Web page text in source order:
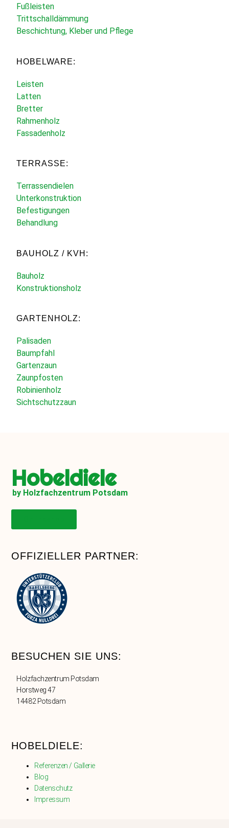
Fußleisten
Trittschalldämmung
Beschichtung, Kleber und Pflege
HOBELWARE:
Leisten
Latten
Bretter
Rahmenholz
Fassadenholz
TERRASSE:
Terrassendielen
Unterkonstruktion
Befestigungen
Behandlung
BAUHOLZ / KVH:
Bauholz
Konstruktionsholz
GARTENHOLZ:
Palisaden
Baumpfahl
Gartenzaun
Zaunpfosten
Robinienholz
Sichtschutzzaun
Hobeldiele
by Holzfachzentrum Potsdam
OFFIZIELLER PARTNER:
BESUCHEN SIE UNS:
Holzfachzentrum Potsdam
Horstweg 47
14482 Potsdam
HOBELDIELE:
Referenzen / Gallerie
Blog
Datenschutz
Impressum